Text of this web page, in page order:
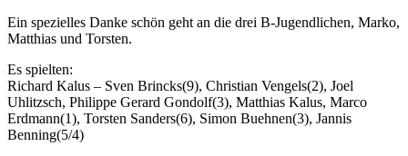
Ein spezielles Danke schön geht an die drei B-Jugendlichen, Marko,
Matthias und Torsten.
Es spielten:
Richard Kalus – Sven Brincks(9), Christian Vengels(2), Joel
Uhlitzsch, Philippe Gerard Gondolf(3), Matthias Kalus, Marco
Erdmann(1), Torsten Sanders(6), Simon Buehnen(3), Jannis
Benning(5/4)